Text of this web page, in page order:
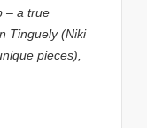
– a true
Tinguely (Niki
pieces),